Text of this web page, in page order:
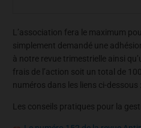
L’association fera le maximum
simplement demandé une
à notre revue trimestrielle ainsi
frais de l’action soit un total de
numéros dans les liens ci-dessous :
Les conseils pratiques pour la